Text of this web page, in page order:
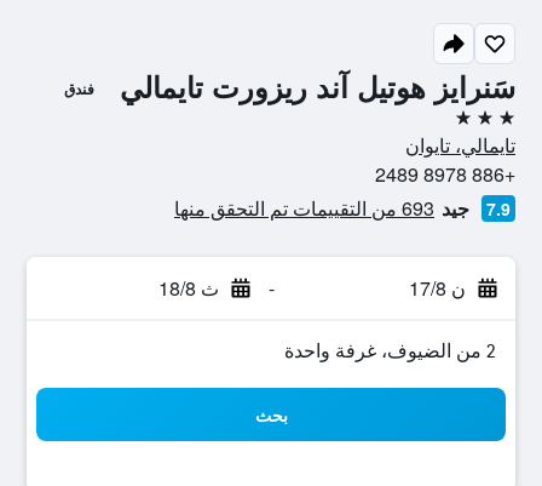
سَنرايز هوتيل آند ريزورت تايمالي فندق
3 نجوم
تايمالي، تايوان
+886 8978 2489
7.9 جيد 693 من التقييمات تم التحقق منها
ن 17/8 - ث 18/8
2 من الضيوف، غرفة واحدة
بحث